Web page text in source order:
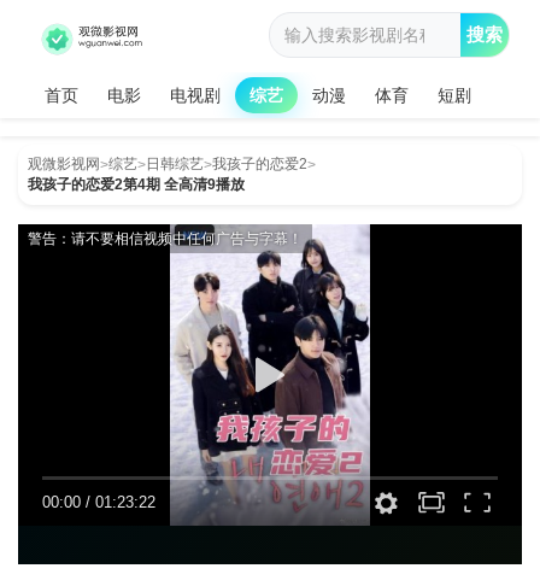
首页 电影 电视剧 综艺 动漫 体育 短剧
搜索
观微影视网>综艺>日韩综艺>我孩子的恋爱2>
我孩子的恋爱2第4期 全高清9播放
00:00 / 01:23:22
警告：请不要相信视频中任何广告与字幕！